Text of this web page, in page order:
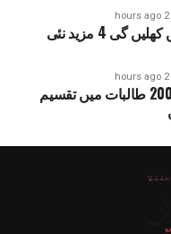
2 hours ago
یمنا شہر میں کھلیں گی 4 مزید نئی
2 hours ago
ریکھا گپتا نے 200 طالبات میں تقسیم